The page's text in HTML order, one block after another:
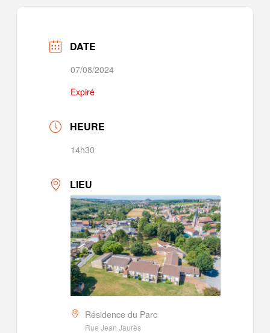
DATE
07/08/2024
Expiré
HEURE
14h30
LIEU
Résidence du Parc
Rue Jean Jaurès